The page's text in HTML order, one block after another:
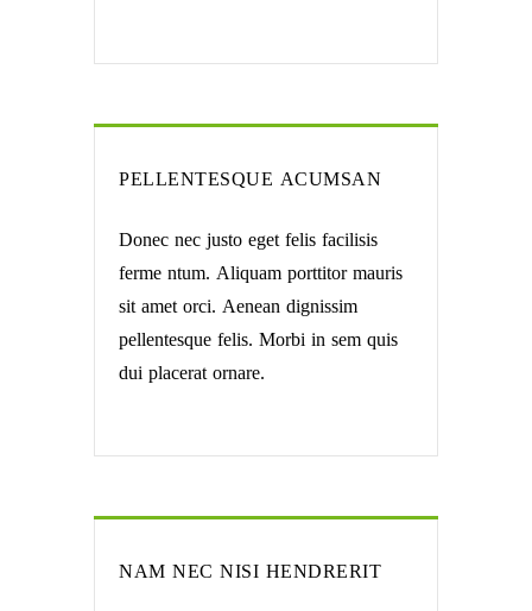
PELLENTESQUE ACUMSAN
Donec nec justo eget felis facilisis
ferme ntum. Aliquam porttitor mauris
sit amet orci. Aenean dignissim
pellentesque felis. Morbi in sem quis
dui placerat ornare.
NAM NEC NISI HENDRERIT